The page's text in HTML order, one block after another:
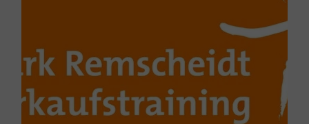
Artikel, alles Sachen, die ich gerne kaufen möchte,
nur, wenn ich Münzen suche, darf ich nicht in die
Schaufenster gucken.